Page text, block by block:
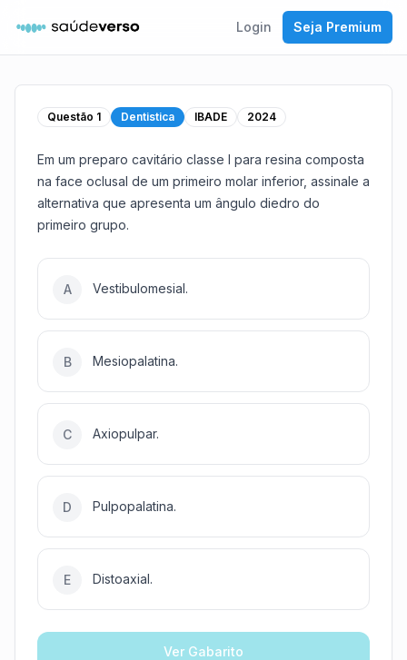
Login Seja Premium
Questão 1 Dentistica IBADE 2024
Em um preparo cavitário classe I para resina composta
na face oclusal de um primeiro molar inferior, assinale a
alternativa que apresenta um ângulo diedro do
primeiro grupo.
A Vestibulomesial.
B Mesiopalatina.
C Axiopulpar.
D Pulpopalatina.
E Distoaxial.
Ver Gabarito